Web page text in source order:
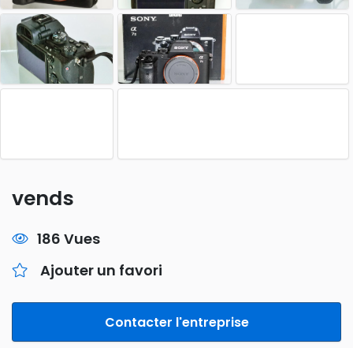
vends
186 Vues
Ajouter un favori
Contacter l'entreprise